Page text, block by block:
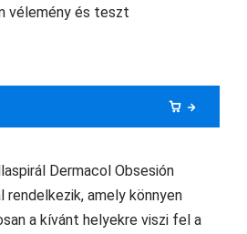
Dermacol Obsesión
rendelkezik, amely könnyen
a kívánt helyekre viszi fel a